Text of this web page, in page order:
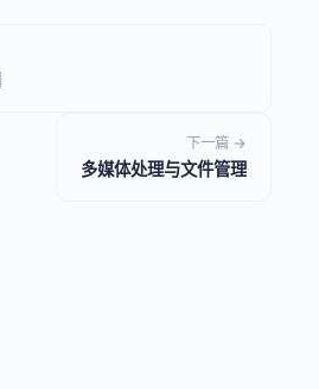
下一篇 →
多媒体处理与文件管理